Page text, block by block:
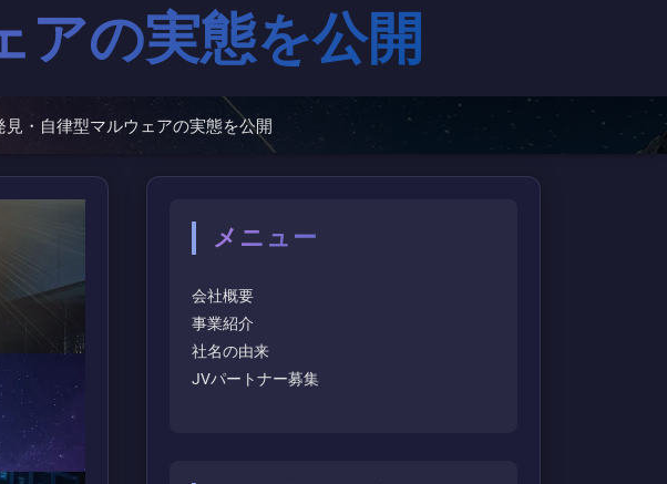
アの実態を公開
・自律型マルウェアの実態を公開
メニュー
会社概要
事業紹介
社名の由来
JVパートナー募集